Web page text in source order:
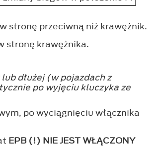
stronę przeciwną niż krawężnik.
stronę krawężnika.
dłużej (w pojazdach z
po wyjęciu kluczyka ze
po wyciągnięciu włącznika
EPB (!) NIE JEST WŁĄCZONY